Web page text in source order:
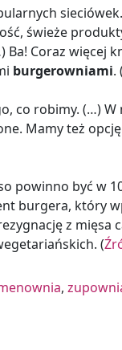
sieciówek.
świeże
Coraz więcej
burgerowniami. (
co robimy. (…) W
Mamy też opcję
powinno być w
burgera, który
z mięsa
(
,